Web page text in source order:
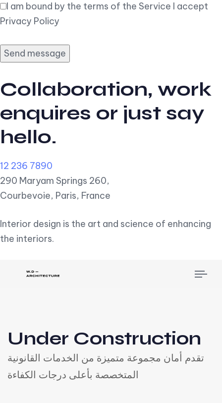
I am bound by the terms of the Service I accept
Privacy Policy
Collaboration, work
enquires or just say
hello.
12 236 7890
290 Maryam Springs 260,
Courbevoie, Paris, France
Interior design is the art and science of enhancing
the interiors.
Under Construction
تقدم أمان مجموعة متميزة من الخدمات القانونية
المتخصصة بأعلى درجات الكفاءة